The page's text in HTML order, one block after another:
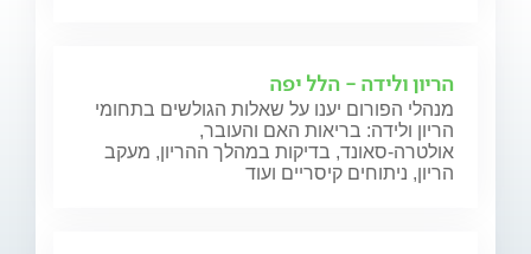
הריון ולידה - הלל יפה
מנהלי הפורום יענו על שאלות הגולשים בתחומי
הריון ולידה: בריאות האם והעובר,
אולטרה-סאונד, בדיקות במהלך ההריון, מעקב
הריון, ניתוחים קיסריים ועוד